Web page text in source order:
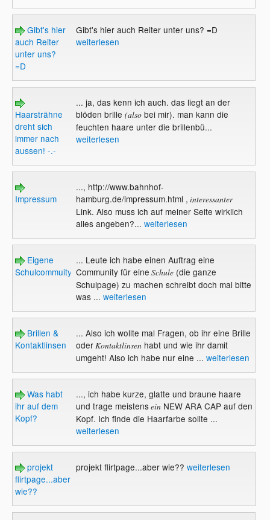
Gibt's hier
auch Reiter
unter uns?
=D
Gibt's hier auch Reiter unter uns? =D
weiterlesen
Haarsträhne
dreht sich
immer nach
aussen! -.-
... ja, das kenn ich auch. das liegt an der
blöden brille (alsobei mir). man kann die
feuchten haare unter die brillenbü...
weiterlesen
Impressum
..., http://www.bahnhof-
hamburg.de/impressum.html , interessanter
Link. Also muss ich auf meiner Seite wirklich
alles angeben?... weiterlesen
Eigene
Schulcommuity
... Leute ich habe einen Auftrag eine
Community für eine Schule(die ganze
Schulpage) zu machen schreibt doch mal bitte
was ... weiterlesen
Brillen &
Kontaktlinsen
... Also ich wollte mal Fragen, ob ihr eine Brille
oderKontaktlinsenhabt und wie ihr damit
umgeht! Also ich habe nur eine ... weiterlesen
Was habt
ihr auf dem
Kopf?
..., ich habe kurze, glatte und braune haare
und trage meistenseinNEW ARA CAP auf den
Kopf. Ich finde die Haarfarbe sollte ...
weiterlesen
projekt
flirtpage...aber
wie??
projekt flirtpage...aber wie?? weiterlesen